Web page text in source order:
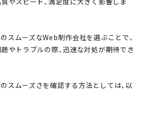
スムーズなWeb制作会社を選ぶことで、
やトラブルの際、迅速な対処が期待でき
スムーズさを確認する方法としては、以